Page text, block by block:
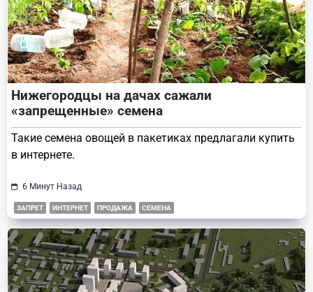
Нижегородцы на дачах сажали
«запрещенные» семена
Такие семена овощей в пакетиках предлагали купить
в интернете.
6 Минут Назад
ЗАПРЕТ ИНТЕРНЕТ ПРОДАЖА СЕМЕНА